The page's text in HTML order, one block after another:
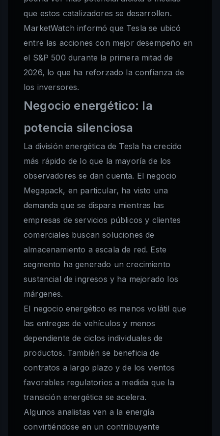
que estos catalizadores se desarrollen.
MarketWatch informó que Tesla se ubicó
entre las acciones con mejor desempeño en
el S&P 500 durante la primera mitad de
2026, lo que ha reforzado la confianza de
los inversores.
Negocio energético: la
potencia silenciosa
La división energética de Tesla ha crecido
más rápido de lo que la mayoría de los
observadores se dan cuenta. El negocio
Megapack, en particular, ha visto una
demanda que se dispara mientras las
empresas de servicios públicos y clientes
comerciales buscan soluciones de
almacenamiento a escala de red. Este
segmento ha generado un crecimiento
sustancial de ingresos y ha mejorado los
márgenes.
El negocio energético es menos volátil que
las entregas de vehículos y menos
dependiente de ciclos individuales de
productos. También se beneficia de
contratos a largo plazo y de los vientos
favorables regulatorios a medida que la
transición energética se acelera.
Algunos analistas ven a la energía
convirtiéndose en un contribuyente